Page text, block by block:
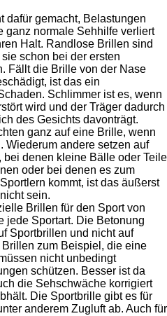
dafür gemacht, Belastungen
ganz normale Sehhilfe verliert
Halt. Randlose Brillen sind
schon bei der ersten
Fällt die Brille von der Nase
ist das ein
Schlimmer ist es, wenn
wird und der Träger dadurch
des Gesichts davonträgt.
ganz auf eine Brille, wenn
Wiederum andere setzen auf
bei denen kleine Bälle oder Teile
oder bei denen es zum
kommt, ist das äußerst
sein.
Brillen für den Sport von
jede Sportart. Die Betonung
Sportbrillen und nicht auf
zum Beispiel, die eine
nicht unbedingt
schützen. Besser ist da
die Sehschwäche korrigiert
Die Sportbrille gibt es für
anderem Zugluft ab. Auch für